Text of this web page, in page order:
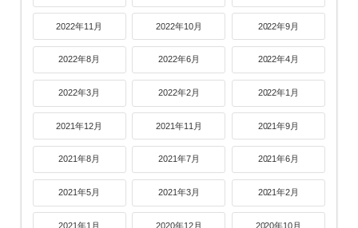
2022年11月 2022年10月 2022年9月
2022年8月 2022年6月 2022年4月
2022年3月 2022年2月 2022年1月
2021年12月 2021年11月 2021年9月
2021年8月 2021年7月 2021年6月
2021年5月 2021年3月 2021年2月
2021年1月 2020年12月 2020年10月